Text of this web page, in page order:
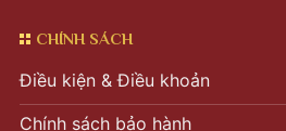
CHÍNH SÁCH
Điều kiện & Điều khoản
Chính sách bảo hành